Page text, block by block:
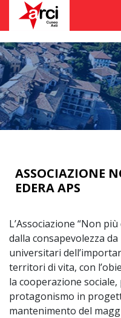
ASSOCIAZIONE
EDERA APS
L’Associazione “Non
dalla consapevolezza
universitari
territori di vita, con
la cooperazione
protagonismo in
mantenimento del